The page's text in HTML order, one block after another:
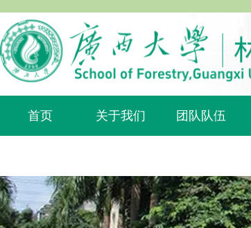
首页 关于我们 团队队伍